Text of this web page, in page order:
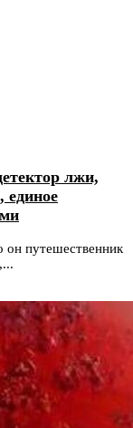
лжи,
единое
он путешественник